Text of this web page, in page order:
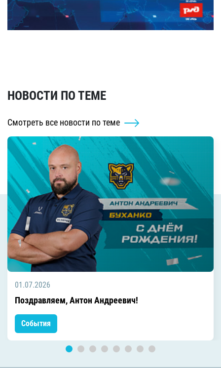
НОВОСТИ ПО ТЕМЕ
Смотреть все новости по теме
01.07.2026
Поздравляем, Антон Андреевич!
События